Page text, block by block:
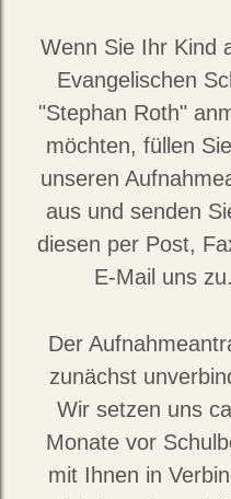
Wenn Sie Ihr Kind
Evangelischen
"Stephan Roth"
möchten, füllen Sie
unseren
aus und senden
diesen per Post,
E-Mail uns zu.
Der
zunächst
Wir setzen uns
Monate vor
mit Ihnen in